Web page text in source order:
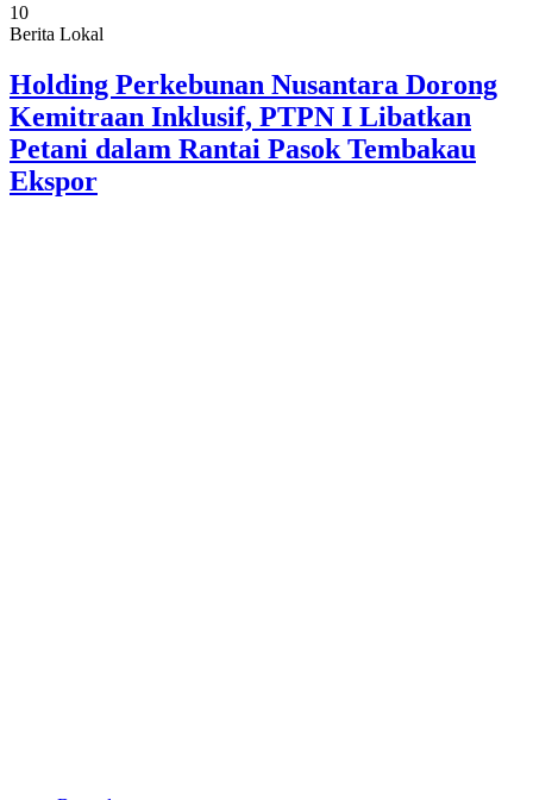
10
Berita Lokal
Holding Perkebunan Nusantara Dorong
Kemitraan Inklusif, PTPN I Libatkan
Petani dalam Rantai Pasok Tembakau
Ekspor